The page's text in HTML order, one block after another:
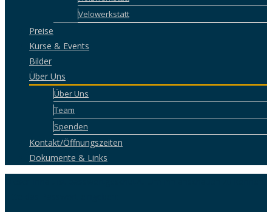
Velowerkstatt
Preise
Kurse & Events
Bilder
Über Uns
Über Uns
Team
Spenden
Kontakt/Öffnungszeiten
Dokumente & Links